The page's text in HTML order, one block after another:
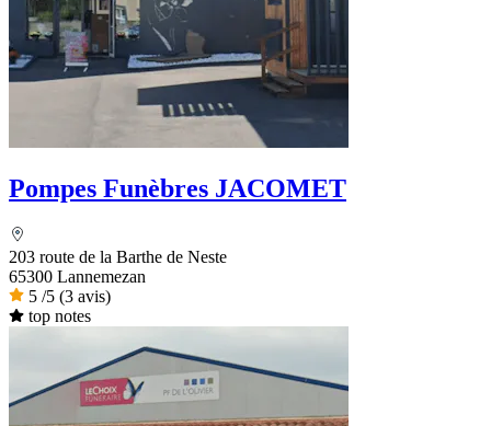
Pompes Funèbres JACOMET
203 route de la Barthe de Neste
65300 Lannemezan
5 /5 (3 avis)
top notes